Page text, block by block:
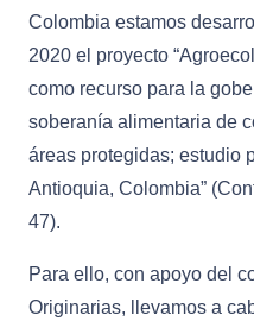
Colombia estamos
2020 el proyecto
como recurso para la
soberanía alimentaria de
áreas protegidas; estudio
Antioquia, Colombia”
47).
Para ello, con apoyo del
Originarias, llevamos a